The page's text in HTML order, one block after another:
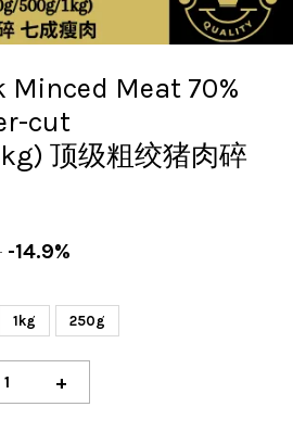
Minced Meat 70%
cut
顶级粗绞猪肉碎
-14.9%
1kg 250g
+